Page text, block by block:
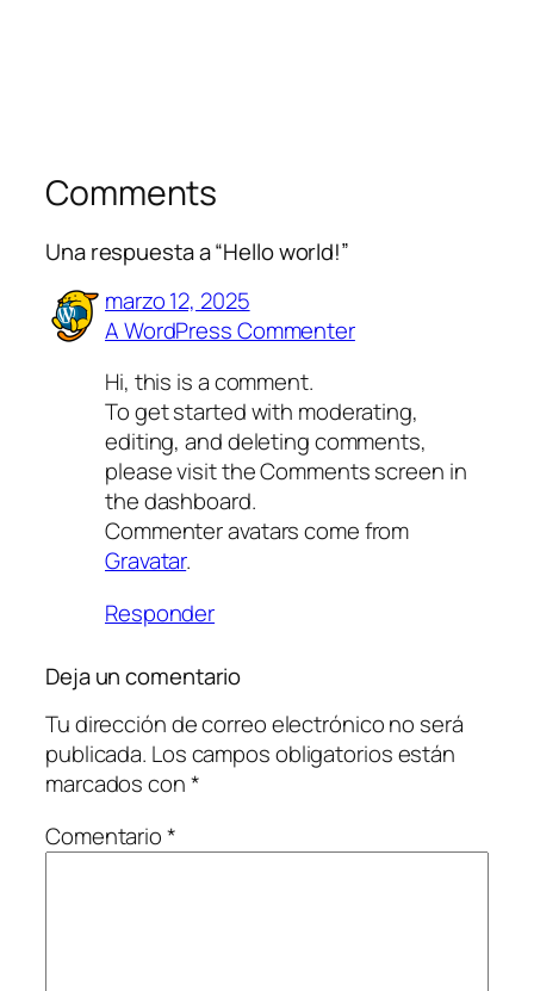
Comments
Una respuesta a “Hello world!”
marzo 12, 2025
A WordPress Commenter
Hi, this is a comment.
To get started with moderating,
editing, and deleting comments,
please visit the Comments screen in
the dashboard.
Commenter avatars come from
Gravatar.
Responder
Deja un comentario
Tu dirección de correo electrónico no será
publicada. Los campos obligatorios están
marcados con*
Comentario*